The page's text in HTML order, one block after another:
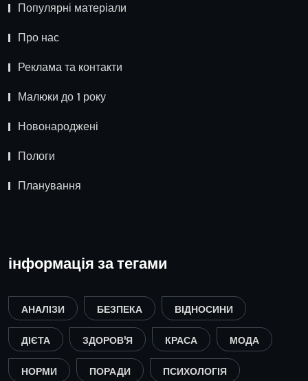
Популярні матеріали
Про нас
Реклама та контакти
Малюки до 1 року
Новонароджені
Пологи
Планування
інформація за тегами
АНАЛІЗИ БЕЗПЕКА ВІДНОСИНИ
ДІЄТА ЗДОРОВ'Я КРАСА МОДА
НОРМИ ПОРАДИ ПСИХОЛОГІЯ